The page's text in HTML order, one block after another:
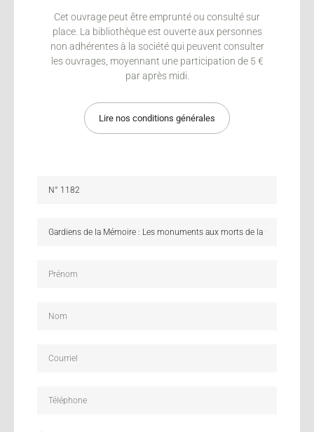
Cet ouvrage peut être emprunté ou consulté sur
place. La bibliothèque est ouverte aux personnes
non adhérentes à la société qui peuvent consulter
les ouvrages, moyennant une participation de 5 €
par après midi.
Lire nos conditions générales